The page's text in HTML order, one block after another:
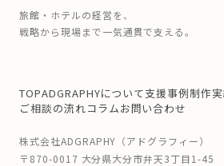
旅館・ホテルの経営を、
戦略から現場まで一気通貫で支える。
TOPADGRAPHYについて支援事例制作
ご相談の流れコラムお問い合わせ
株式会社ADGRAPHY（アドグラフィー）
〒870-0017 大分県大分市弁天3丁目1-45